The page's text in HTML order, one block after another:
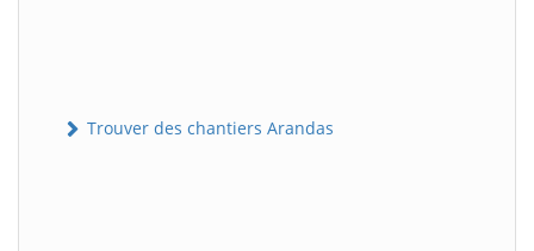
Trouver des chantiers Arandas